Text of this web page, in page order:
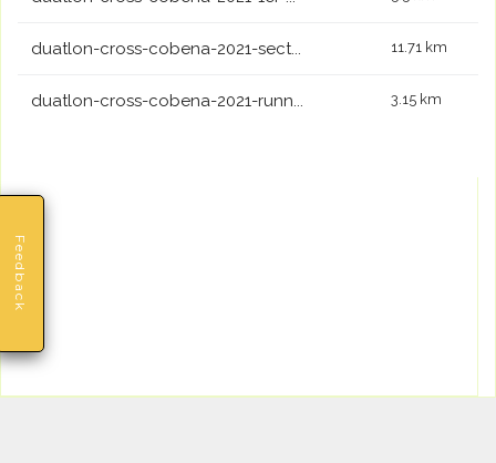
Feedback
duatlon-cross-cobena-2021-sect... 11.71 km
duatlon-cross-cobena-2021-runn... 3.15 km